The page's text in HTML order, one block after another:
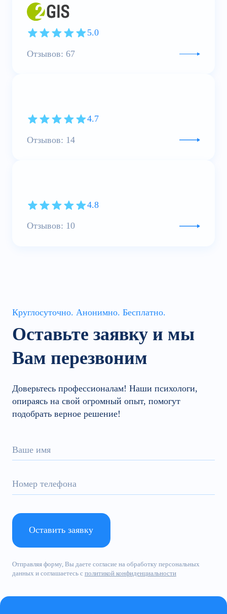
5.0
Отзывов: 67
4.7
Отзывов: 14
4.8
Отзывов: 10
Круглосуточно. Анонимно. Бесплатно.
Оставьте заявку и мы
Вам перезвоним
Доверьтесь профессионалам! Наши психологи,
опираясь на свой огромный опыт, помогут
подобрать верное решение!
Оставить заявку
Отправляя форму, Вы даете согласие на обработку персональных
данных и соглашаетесь с политикой конфиденциальности